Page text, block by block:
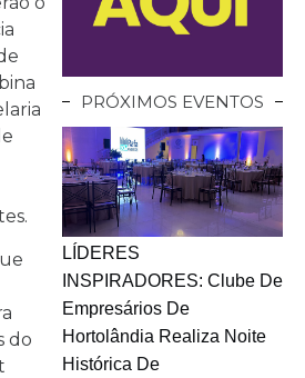
do
PRÓXIMOS EVENTOS
LÍDERES
INSPIRADORES: Clube De
Empresários De
Hortolândia Realiza Noite
Histórica De